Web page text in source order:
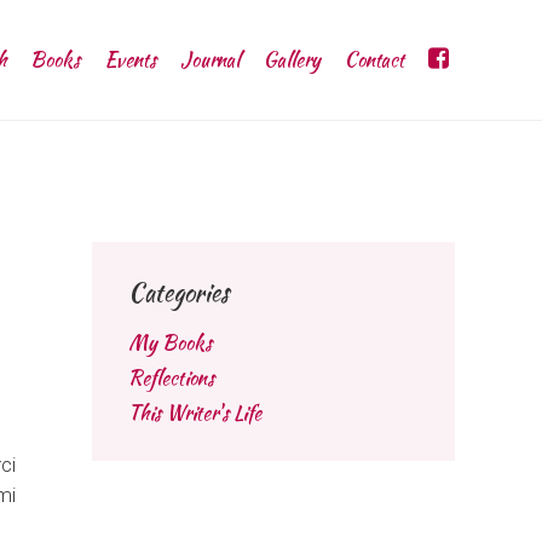
Books Events Journal Gallery Contact
Categories
My Books
Reflections
This Writer's Life